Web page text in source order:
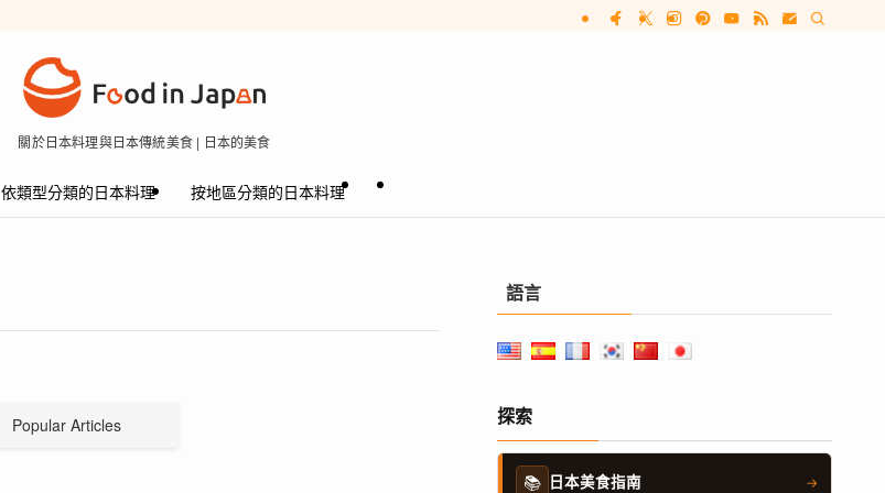
關於日本料理與日本傳統美食 | 日本的美食
依類型分類的日本料理 按地區分類的日本料理
Popular Articles
語言
探索
📚 日本美食指南 →